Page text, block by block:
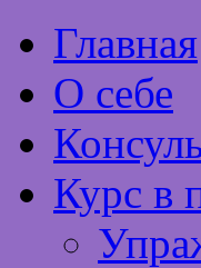
Главная
О себе
Курс в